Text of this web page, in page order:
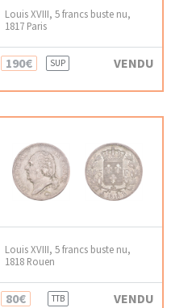
Louis XVIII, 5 francs buste nu,
1817 Paris
190€ SUP VENDU
Louis XVIII, 5 francs buste nu,
1818 Rouen
80€ TTB VENDU